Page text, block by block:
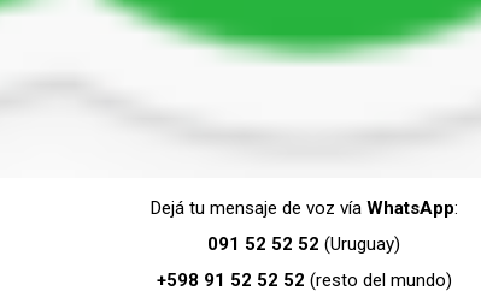
Dejá tu mensaje de voz vía WhatsApp:
091 52 52 52 (Uruguay)
+598 91 52 52 52 (resto del mundo)